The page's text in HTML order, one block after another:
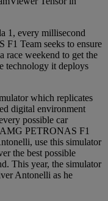
1, every millisecond
Team seeks to ensure
race weekend to get the
technology it deploys
which replicates
digital environment
possible car
PETRONAS F1
use this simulator
the best possible
This year, the simulator
Antonelli as he